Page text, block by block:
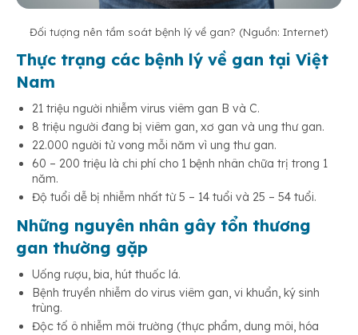
Đối tượng nên tầm soát bệnh lý về gan? (Nguồn: Internet)
Thực trạng các bệnh lý về gan tại Việt
Nam
21 triệu người nhiễm virus viêm gan B và C.
8 triệu người đang bị viêm gan, xơ gan và ung thư gan.
22.000 người tử vong mỗi năm vì ung thư gan.
60 – 200 triệu là chi phí cho 1 bệnh nhân chữa trị trong 1
năm.
Độ tuổi dễ bị nhiễm nhất từ 5 – 14 tuổi và 25 – 54 tuổi.
Những nguyên nhân gây tổn thương
gan thường gặp
Uống rượu, bia, hút thuốc lá.
Bệnh truyền nhiễm do virus viêm gan, vi khuẩn, ký sinh
trùng.
Độc tố ô nhiễm môi trường (thực phẩm, dung môi, hóa